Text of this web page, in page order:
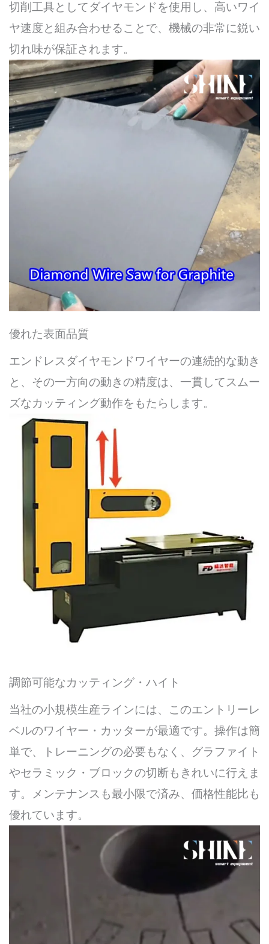
切削工具としてダイヤモンドを使用し、高いワイ
ヤ速度と組み合わせることで、機械の非常に鋭い
切れ味が保証されます。
優れた表面品質
エンドレスダイヤモンドワイヤーの連続的な動き
と、その一方向の動きの精度は、一貫してスムー
ズなカッティング動作をもたらします。
調節可能なカッティング・ハイト
当社の小規模生産ラインには、このエントリーレ
ベルのワイヤー・カッターが最適です。操作は簡
単で、トレーニングの必要もなく、グラファイト
やセラミック・ブロックの切断もきれいに行えま
す。メンテナンスも最小限で済み、価格性能比も
優れています。